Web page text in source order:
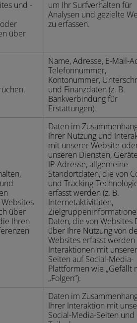
und -
über
um Ihr Surfverhalten für
Analysen und gezielte
zu erfassen.
Name, Adresse, E-Mail-
Telefonnummer,
Kontonummer,
und Finanzdaten (z. B.
Bankverbindung für
Erstattungen).
über
Ihren
Daten im
Ihrer Nutzung und
mit unserer Website
unseren Diensten,
IP-Adresse, allgemeine
Standortdaten, die von
und Tracking-
erfasst werden (z. B.
Internetaktivitäten,
Daten, die von Websites
über Ihre Nutzung von
Websites erfasst werden
Interaktionen mit
Seiten auf Social-Media-
Plattformen wie „Gefällt
„Folgen“).
Daten im
Ihrer Interaktion mit
Social-Media-Seiten und